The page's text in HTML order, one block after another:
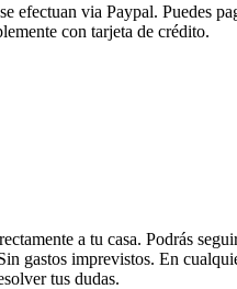
se efectuan via Paypal. Puedes
con tarjeta de crédito.
a tu casa. Podrás
gastos imprevistos. En
tus dudas.